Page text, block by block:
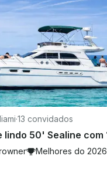
·13 convidados
Melhores do 2026